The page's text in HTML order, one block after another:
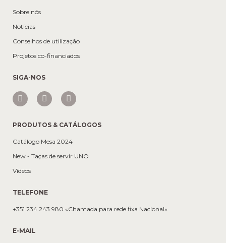
Sobre nós
Notícias
Conselhos de utilização
Projetos co-financiados
SIGA-NOS
PRODUTOS & CATÁLOGOS
Catálogo Mesa 2024
New - Taças de servir UNO
Vídeos
TELEFONE
+351 234 243 980 «Chamada para rede fixa Nacional»
E-MAIL